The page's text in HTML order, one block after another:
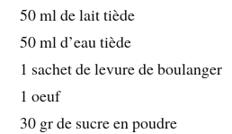
50 ml de lait tiède
50 ml d’eau tiède
1 sachet de levure de boulanger
1 oeuf
30 gr de sucre en poudre